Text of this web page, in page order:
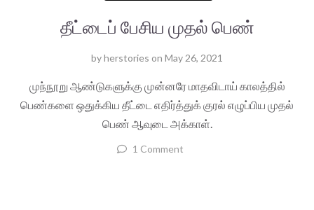
தீட்டைப் பேசிய முதல் பெண்
byherstories on May 26, 2021
முந்நூறு ஆண்டுகளுக்கு முன்னரே மாதவிடாய் காலத்தில்
பெண்களை ஒதுக்கிய தீட்டை எதிர்த்துக் குரல் எழுப்பிய முதல்
பெண் ஆவுடை அக்காள்.
1 Comment